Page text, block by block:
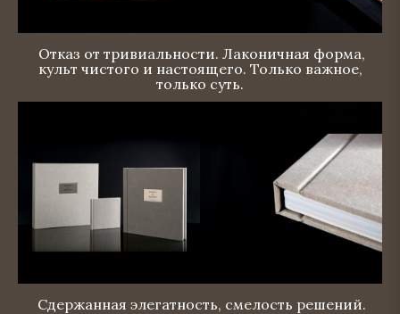
Отказ от тривиальности. Лаконичная форма,
культ чистого и настоящего. Только важное,
только суть.
Сдержанная элегатность, смелость решений.